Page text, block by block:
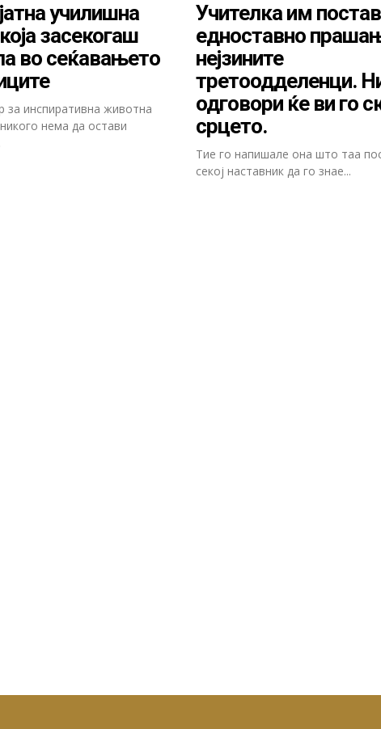
училишна
засекогаш
во сеќавањето
за инспиративна животна
никого нема да остави
Учителка им
едноставно
нејзините
третоодделенци.
одговори ќе ви го
срцето.
Тие го напишале она што таа
секој наставник да го знае...